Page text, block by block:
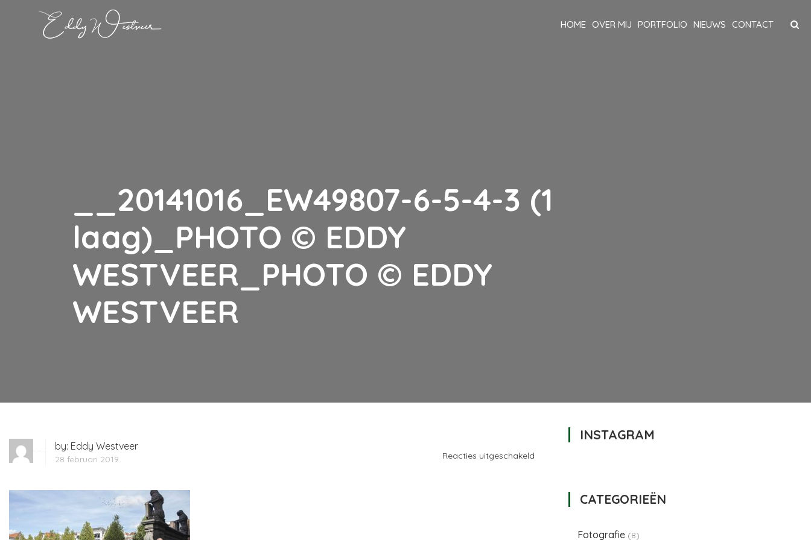
HOME OVER MIJ PORTFOLIO NIEUWS CONTACT
__20141016_EW49807-6-5-4-3 (1
laag)_PHOTO © EDDY
WESTVEER_PHOTO © EDDY
WESTVEER
by: Eddy Westveer
28 februari 2019 Reacties uitgeschakeldvoor
INSTAGRAM
CATEGORIEËN
Fotografie (8)